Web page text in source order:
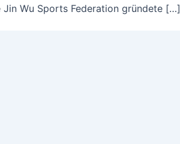
Jin Wu Sports Federation gründete […]